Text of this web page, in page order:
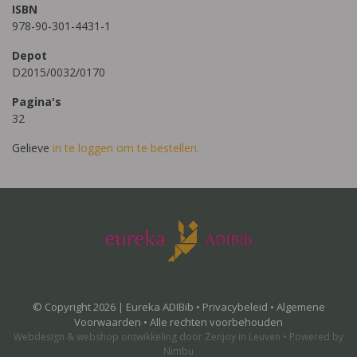
ISBN
978-90-301-4431-1
Depot
D2015/0032/0170
Pagina's
32
Gelieve in te loggen om te bestellen.
© Copyright 2026 | Eureka ADIBib • Privacybeleid • Algemene
Voorwaarden • Alle rechten voorbehouden
Webdesign & webshop ontwikkeling door Zenjoy in Leuven • Powered by
Nimbu